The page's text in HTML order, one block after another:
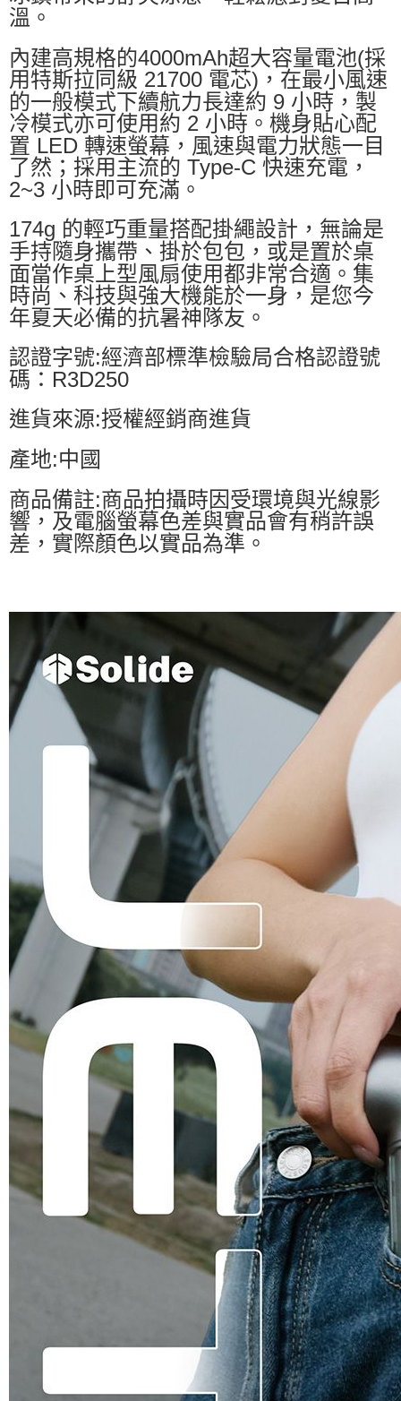
溫。
內建高規格的4000mAh超大容量電池(採
用特斯拉同級 21700 電芯)，在最小風速
的一般模式下續航力長達約 9 小時，製
冷模式亦可使用約 2 小時。機身貼心配
置 LED 轉速螢幕，風速與電力狀態一目
了然；採用主流的 Type-C 快速充電，
2~3 小時即可充滿。
174g 的輕巧重量搭配掛繩設計，無論是
手持隨身攜帶、掛於包包，或是置於桌
面當作桌上型風扇使用都非常合適。集
時尚、科技與強大機能於一身，是您今
年夏天必備的抗暑神隊友。
認證字號:經濟部標準檢驗局合格認證號
碼：R3D250
進貨來源:授權經銷商進貨
產地:中國
商品備註:商品拍攝時因受環境與光線影
響，及電腦螢幕色差與實品會有稍許誤
差，實際顏色以實品為準。